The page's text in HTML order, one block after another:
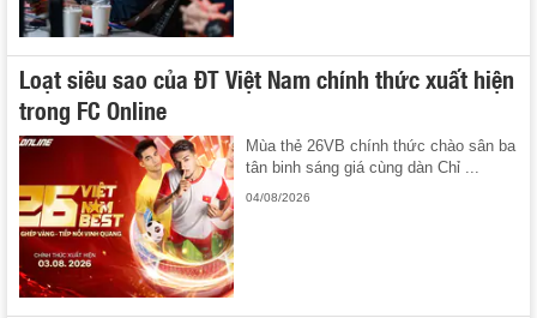
Loạt siêu sao của ĐT Việt Nam chính thức xuất hiện
trong FC Online
Mùa thẻ 26VB chính thức chào sân ba
tân binh sáng giá cùng dàn Chỉ ...
04/08/2026